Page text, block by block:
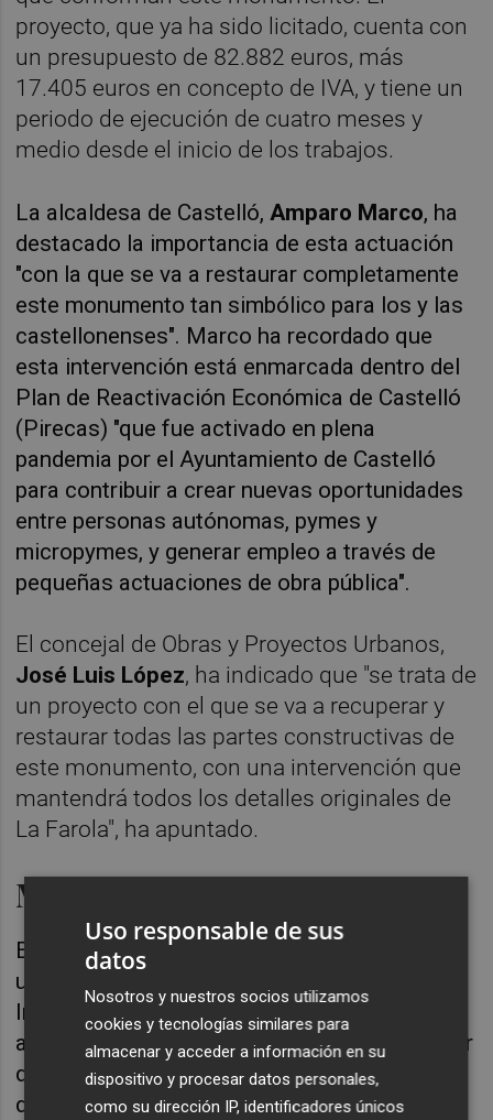
proyecto, que ya ha sido licitado, cuenta con
un presupuesto de 82.882 euros, más
17.405 euros en concepto de IVA, y tiene un
periodo de ejecución de cuatro meses y
medio desde el inicio de los trabajos.
La alcaldesa de Castelló, Amparo Marco, ha
destacado la importancia de esta actuación
"con la que se va a restaurar completamente
este monumento tan simbólico para los y las
castellonenses". Marco ha recordado que
esta intervención está enmarcada dentro del
Plan de Reactivación Económica de Castelló
(Pirecas) "que fue activado en plena
pandemia por el Ayuntamiento de Castelló
para contribuir a crear nuevas oportunidades
entre personas autónomas, pymes y
micropymes, y generar empleo a través de
pequeñas actuaciones de obra pública".
El concejal de Obras y Proyectos Urbanos,
José Luis López, ha indicado que "se trata de
un proyecto con el que se va a recuperar y
restaurar todas las partes constructivas de
este monumento, con una intervención que
mantendrá todos los detalles originales de
La Farola", ha apuntado.
Monumento que data de 1929
El monumento denominado La Farola está
ubicado en el centro de la plaza de la
Independencia y su construcción se remonta
a 1929 por el arquitectoMaristanyen el lugar
de la coronación de la imagen de la patrona
de Castelló, la Mare de Déu del Lledó. El
Uso responsable de sus
datos
Nosotros y nuestros socios utilizamos
cookies y tecnologías similares para
almacenar y acceder a información en su
dispositivo y procesar datos personales,
como su dirección IP, identificadores únicos